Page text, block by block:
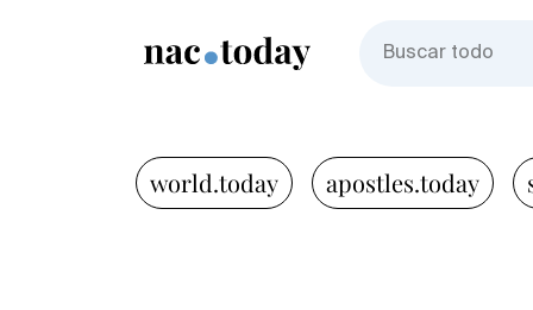
world.today apostles.today